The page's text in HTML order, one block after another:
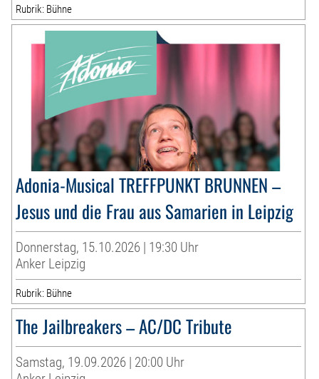
Rubrik: Bühne
Adonia-Musical TREFFPUNKT BRUNNEN –
Jesus und die Frau aus Samarien in Leipzig
Donnerstag, 15.10.2026 | 19:30 Uhr
Anker Leipzig
Rubrik: Bühne
The Jailbreakers – AC/DC Tribute
Samstag, 19.09.2026 | 20:00 Uhr